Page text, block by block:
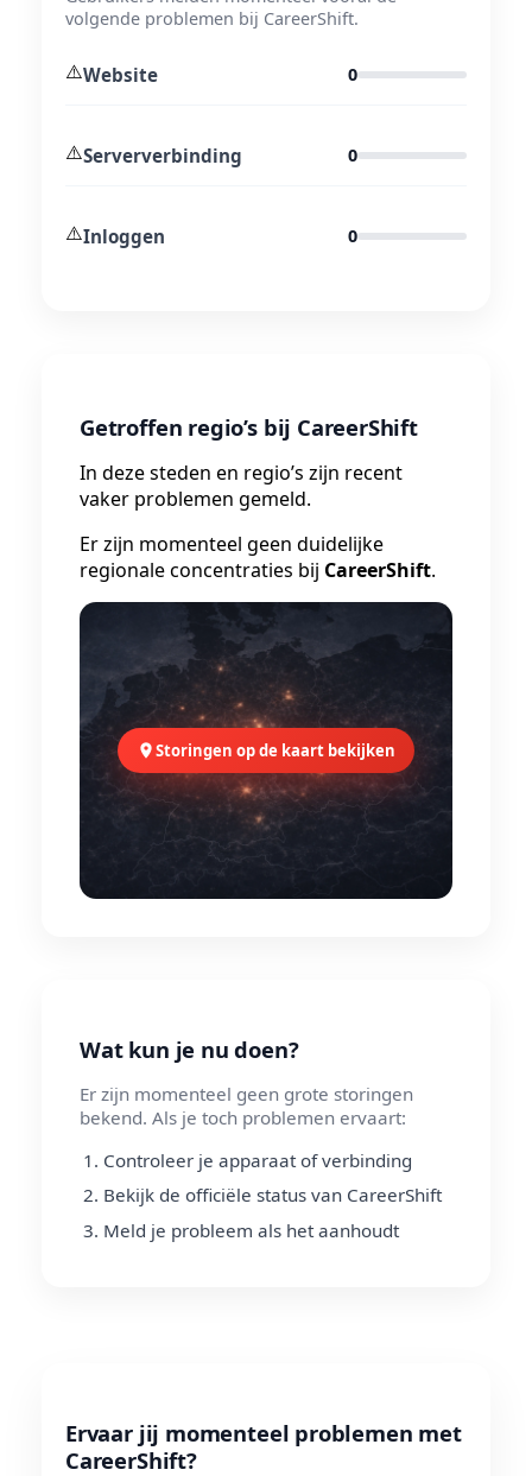
volgende problemen bij CareerShift.
⚠️Website 0
⚠️Serververbinding 0
⚠️Inloggen 0
Getroffen regio’s bij CareerShift
In deze steden en regio’s zijn recent
vaker problemen gemeld.
Er zijn momenteel geen duidelijke
regionale concentraties bij CareerShift.
Storingen op de kaart bekijken
Wat kun je nu doen?
Er zijn momenteel geen grote storingen
bekend. Als je toch problemen ervaart:
Controleer je apparaat of verbinding
Bekijk de officiële status van CareerShift
Meld je probleem als het aanhoudt
Ervaar jij momenteel problemen met
CareerShift?